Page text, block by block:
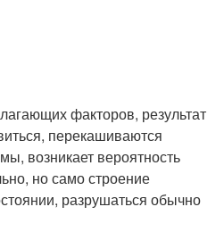
факторов, результат
перекашиваются
возникает вероятность
но само строение
разрушаться обычно